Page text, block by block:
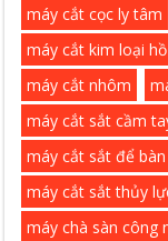
máy cắt cọc ly tâm
máy cắt kim loại
máy cắt nhôm
máy cắt sắt cầm
máy cắt sắt để bàn
máy cắt sắt thủy
máy chà sàn công